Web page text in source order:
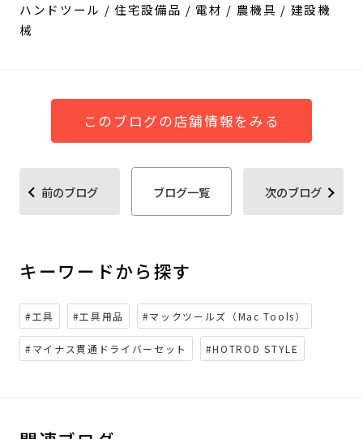
ハンドツール / 住宅設備品 / 電材 / 農機具 / 建設機
械
このブログの店舗情報をみる
前のブログ ブログ一覧 次のブログ
キーワードから探す
#工具 #工具用品 #マックツールズ（Mac Tools）
#マイナス貫通ドライバーセット #HOTROD STYLE